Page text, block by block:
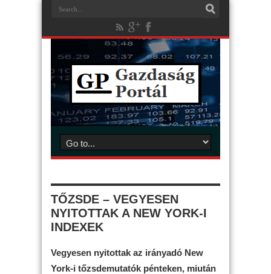
TŐZSDE – VEGYESEN
NYITOTTAK A NEW YORK-I
INDEXEK
Vegyesen nyitottak az irányadó New
York-i tőzsdemutatók pénteken, miután